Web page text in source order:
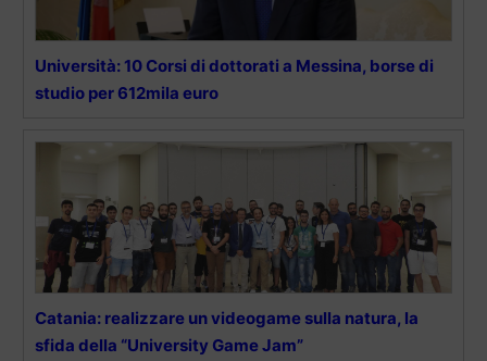
Università: 10 Corsi di dottorati a Messina, borse di
studio per 612mila euro
Catania: realizzare un videogame sulla natura, la
sfida della “University Game Jam”